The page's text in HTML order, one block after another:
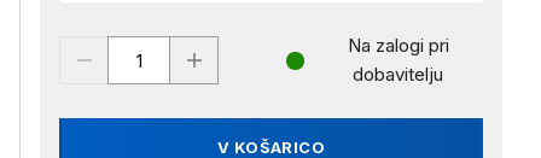
V KOŠARICO
Na zalogi pri
dobavitelju